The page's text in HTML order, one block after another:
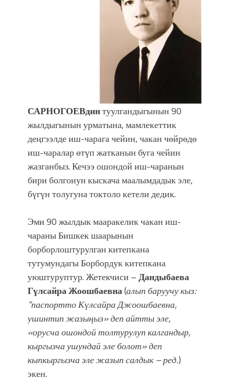
фонтанов в Royal Central Park
САРНОГОЕВдинтуулгандыгынын 90
жылдыгынын урматына, мамлекеттик
деңгээлде иш-чарага чейин, чакан чөйрөдө
иш-чаралар өтүп жатканын буга чейин
жазганбыз. Кечээ ошондой иш-чаранын
бири болгонун кыскача маалымдадык эле,
бүгүн толугуна токтоло кетели дедик.
Эми 90 жылдык мааракелик чакан иш-
чараны Бишкек шаарынын
борборлоштурулган китепкана
тутумундагы Борбордук китепкана
уюштуруптур. Жетекчиси –Дандыбаева
Гүлсайра Жоошбаевна(алып баруучу кыз:
“паспортто Күлсайра Джоошбаевна,
ушинтип жазыӊыз» деп айтты эле,
«орусча ошондой толтурулуп калгандыр,
кыргызча ушундай эле болот» деп
кыпкыргызча эле жазып салдык – ред.)
экен.